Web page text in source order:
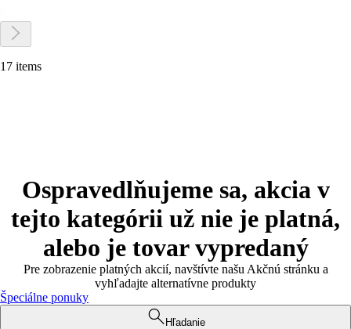
17 items
Ospravedlňujeme sa, akcia v
tejto kategórii už nie je platná,
alebo je tovar vypredaný
Pre zobrazenie platných akcií, navštívte našu Akčnú stránku a
vyhľadajte alternatívne produkty
Špeciálne ponuky
Hľadanie